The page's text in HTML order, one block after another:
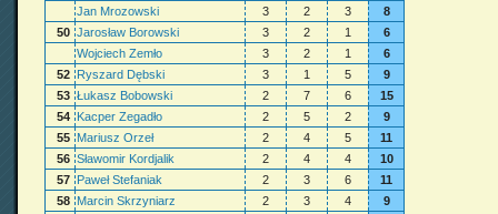
Jan Mrozowski
3 2 3
8
50 Jarosław Borowski 3 2 1
6
Wojciech Zemło
3 2 1
6
52 Ryszard Dębski 3 1 5
9
53 Łukasz Bobowski 2 7 6
15
54 Kacper Zegadło 2 5 2
9
55 Mariusz Orzeł 2 4 5
11
56 Sławomir Kordjalik 2 4 4
10
57 Paweł Stefaniak 2 3 6
11
58 Marcin Skrzyniarz 2 3 4
9